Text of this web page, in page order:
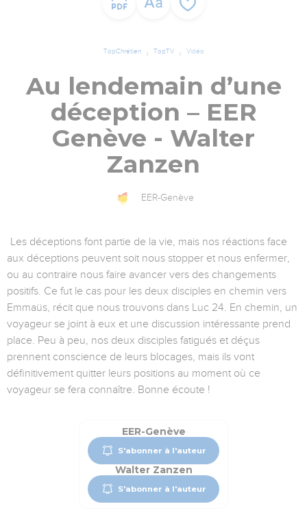
TopChrétien TopTV Vidéo
Au lendemain d’une
déception – EER
Genève - Walter
Zanzen
EER-Genève
Les déceptions font partie de la vie, mais nos réactions face
aux déceptions peuvent soit nous stopper et nous enfermer,
ou au contraire nous faire avancer vers des changements
positifs. Ce fut le cas pour les deux disciples en chemin vers
Emmaüs, récit que nous trouvons dans Luc 24. En chemin, un
voyageur se joint à eux et une discussion intéressante prend
place. Peu à peu, nos deux disciples fatigués et déçus
prennent conscience de leurs blocages, mais ils vont
définitivement quitter leurs positions au moment où ce
voyageur se fera connaître. Bonne écoute !
EER-Genève
S'abonner à l'auteur
Walter Zanzen
S'abonner à l'auteur